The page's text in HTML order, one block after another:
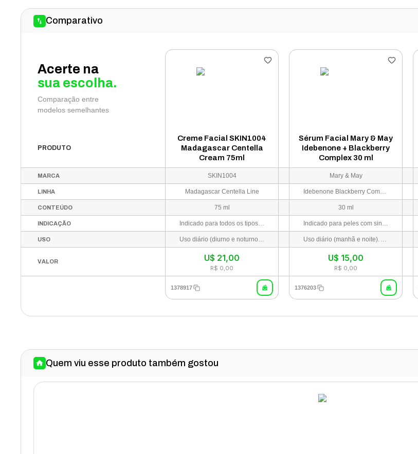
Comparativo
Acerte na
sua escolha.
Comparação entre
modelos semelhantes
PRODUTO
Creme Facial SKIN1004
Madagascar Centella
Cream 75ml
Sérum Facial Mary & May
Idebenone + Blackberry
Complex 30 ml
MARCA SKIN1004 Mary & May
LINHA Madagascar Centella Line Idebenone Blackberry Complex
CONTEÚDO 75 ml 30 ml
INDICAÇÃO Indicado para todos os tipos de pele, especialmente peles sensíveis, irritadas, ressecadas ou com a barreira cutânea danificada. Indicado para peles com sinais de envelhecimento, perda de firmeza, opacidade, rugas, linhas finas e tom desigual.
USO Uso diário (diurno e noturno). Como último passo da rotina de cuidados, aplicar uma quantidade adequada no rosto e pescoço, massageando suavemente até completa absorção. Uso diário (manhã e noite). Após limpar e tonificar o rosto, aplique de 2 a 3 gotas sobre a pele e espalhe suavemente até a completa absorção. Finalize com o seu creme hidratante habitual.
VALOR U$ 21,00
R$ 0,00
U$ 15,00
R$ 0,00
1378917 1376203
Quem viu esse produto também gostou